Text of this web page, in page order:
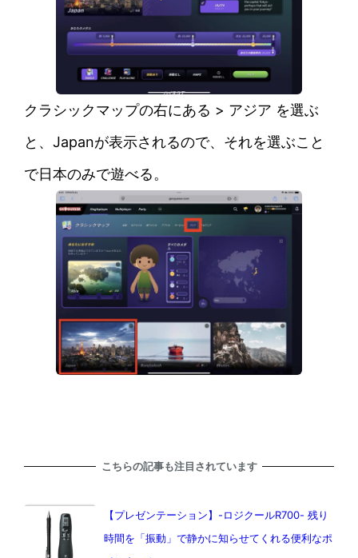
クラシックマップの右にある > アジア を選ぶ
と、Japanが表示されるので、それを選ぶこと
で日本のみで遊べる。
こちらの記事も注目されています
【プレゼンテーション】-ロジクールR700- 残り
時間を「振動」で静かに知らせてくれる便利なポ